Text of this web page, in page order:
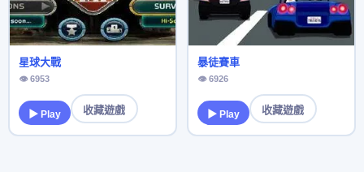
星球大戰
👁 6953
▶ Play 收藏遊戲
暴徒賽車
👁 6926
▶ Play 收藏遊戲